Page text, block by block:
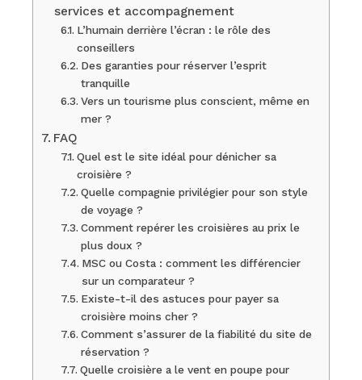
services et accompagnement
L’humain derrière l’écran : le rôle des
conseillers
Des garanties pour réserver l’esprit
tranquille
Vers un tourisme plus conscient, même en
mer ?
FAQ
Quel est le site idéal pour dénicher sa
croisière ?
Quelle compagnie privilégier pour son style
de voyage ?
Comment repérer les croisières au prix le
plus doux ?
MSC ou Costa : comment les différencier
sur un comparateur ?
Existe-t-il des astuces pour payer sa
croisière moins cher ?
Comment s’assurer de la fiabilité du site de
réservation ?
Quelle croisière a le vent en poupe pour